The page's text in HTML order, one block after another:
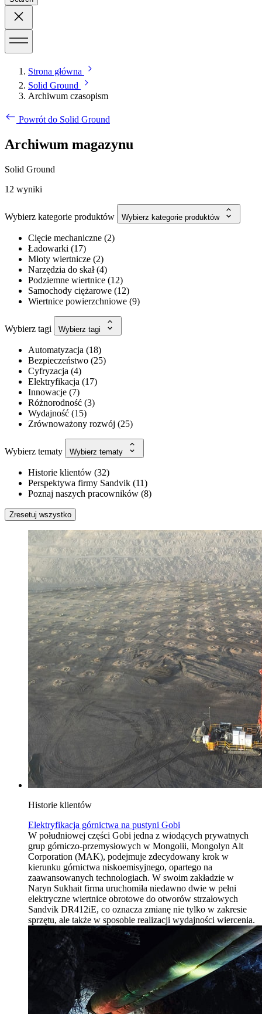
Strona główna
Solid Ground
Archiwum czasopism
Powrót do Solid Ground
Archiwum magazynu
Solid Ground
12 wyniki
Wybierz kategorie produktów Wybierz kategorie produktów
Cięcie mechaniczne (2)
Ładowarki (17)
Młoty wiertnicze (2)
Narzędzia do skał (4)
Podziemne wiertnice (12)
Samochody ciężarowe (12)
Wiertnice powierzchniowe (9)
Wybierz tagi Wybierz tagi
Automatyzacja (18)
Bezpieczeństwo (25)
Cyfryzacja (4)
Elektryfikacja (17)
Innowacje (7)
Różnorodność (3)
Wydajność (15)
Zrównoważony rozwój (25)
Wybierz tematy Wybierz tematy
Historie klientów (32)
Perspektywa firmy Sandvik (11)
Poznaj naszych pracowników (8)
Zresetuj wszystko
Historie klientów
Elektryfikacja górnictwa na pustyni Gobi
W południowej części Gobi jedna z wiodących prywatnych
grup górniczo-przemysłowych w Mongolii, Mongolyn Alt
Corporation (MAK), podejmuje zdecydowany krok w
kierunku górnictwa niskoemisyjnego, opartego na
zaawansowanych technologiach. W swoim zakładzie w
Naryn Sukhait firma uruchomiła niedawno dwie w pełni
elektryczne wiertnice obrotowe do otworów strzałowych
Sandvik DR412iE, co oznacza zmianę nie tylko w zakresie
sprzętu, ale także w sposobie realizacji wydajności wiercenia.